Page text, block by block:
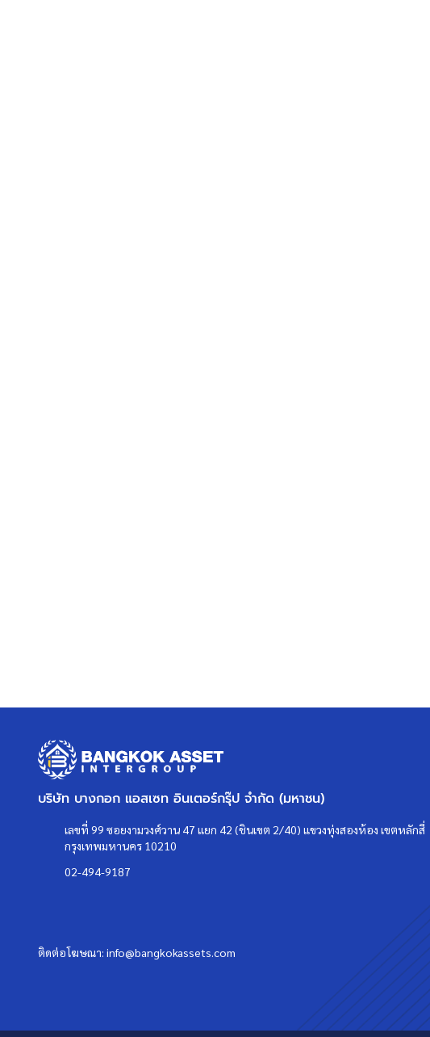
บริษัท บางกอก แอสเซท อินเตอร์กรุ๊ป จำกัด (มหาชน)
เลขที่ 99 ซอยงามวงศ์วาน 47 แยก 42 (ชินเขต 2/40) แขวงทุ่งสองห้อง เขตหลักสี่
กรุงเทพมหานคร 10210
02-494-9187
ติดต่อโฆษณา: info@bangkokassets.com